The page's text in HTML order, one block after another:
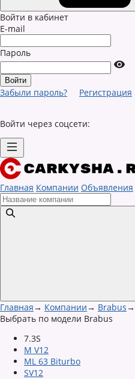
Войти в кабинет
E-mail
Пароль
Забыли пароль? Регистрация
Войти через соцсети:
Главная Компании Объявления
Главная→ Компании→ Brabus→
Выбрать по модели Brabus
7.3S
M V12
ML 63 Biturbo
SV12